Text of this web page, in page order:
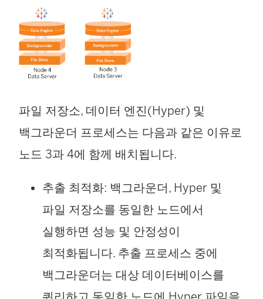
파일 저장소, 데이터 엔진(Hyper) 및
백그라운더 프로세스는 다음과 같은 이유로
노드 3과 4에 함께 배치됩니다.
추출 최적화: 백그라운더, Hyper 및
파일 저장소를 동일한 노드에서
실행하면 성능 및 안정성이
최적화됩니다. 추출 프로세스 중에
백그라운더는 대상 데이터베이스를